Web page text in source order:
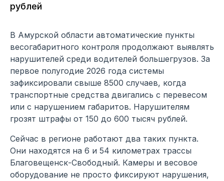
рублей
В Амурской области автоматические пункты
весогабаритного контроля продолжают выявлять
нарушителей среди водителей большегрузов. За
первое полугодие 2026 года системы
зафиксировали свыше 8500 случаев, когда
транспортные средства двигались с перевесом
или с нарушением габаритов. Нарушителям
грозят штрафы от 150 до 600 тысяч рублей.
Сейчас в регионе работают два таких пункта.
Они находятся на 6 и 54 километрах трассы
Благовещенск-Свободный. Камеры и весовое
оборудование не просто фиксируют нарушения,